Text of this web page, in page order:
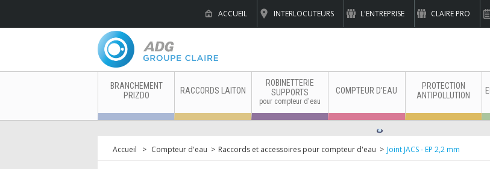
ACCUEIL INTERLOCUTEURS L'ENTREPRISE CLAIRE PRO
BRANCHEMENT
PRIZDO
RACCORDS LAITON
ROBINETTERIE
SUPPORTS
pour compteur d'eau
COMPTEUR D'EAU
PROTECTION
ANTIPOLLUTION
Accueil > Compteur d'eau > Raccords et accessoires pour compteur d'eau > Joint JACS - EP 2,2 mm